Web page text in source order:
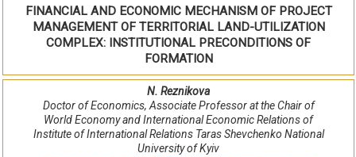
FINANCIAL AND ECONOMIC MECHANISM OF PROJECT
MANAGEMENT OF TERRITORIAL LAND-UTILIZATION
COMPLEX: INSTITUTIONAL PRECONDITIONS OF
FORMATION
N. Reznikova
Doctor of Economics, Associate Professor at the Chair of
World Economy and International Economic Relations of
Institute of International Relations Taras Shevchenko National
University of Kyiv